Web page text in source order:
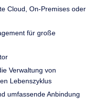
Cloud, On-Premises oder
für große
Verwaltung von
Lebenszyklus
umfassende Anbindung